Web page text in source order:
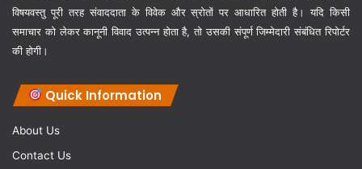
विषयवस्तु पूरी तरह संवाददाता के विवेक और स्रोतों पर आधारित होती है। यदि किसी
समाचार को लेकर कानूनी विवाद उत्पन्न होता है, तो उसकी संपूर्ण जिम्मेदारी संबंधित रिपोर्टर
की होगी।
Quick Information
About Us
Contact Us